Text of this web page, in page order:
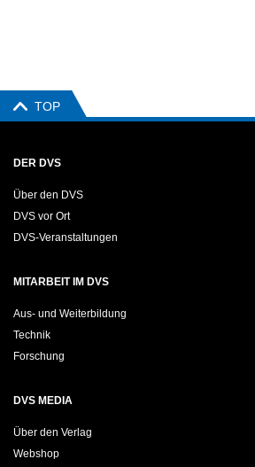
TOP
DER DVS
Über den DVS
DVS vor Ort
DVS-Veranstaltungen
MITARBEIT IM DVS
Aus- und Weiterbildung
Technik
Forschung
DVS MEDIA
Über den Verlag
Webshop